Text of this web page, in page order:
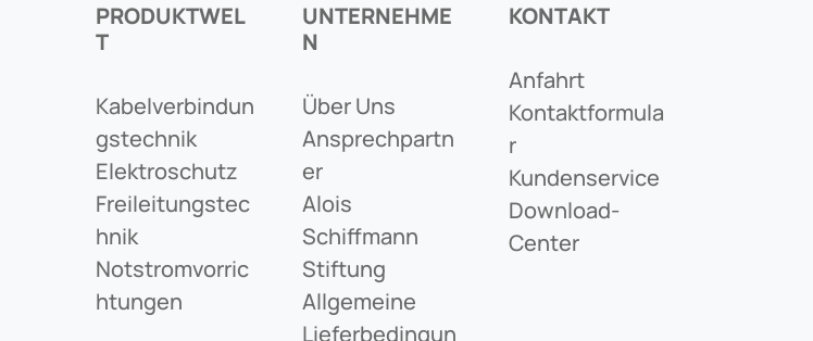
PRODUKTWEL
T
Kabelverbindun
Gstechnik
Elektroschutz
Freileitungstec
Hnik
Notstromvorric
Htungen
UNTERNEHME
N
Über Uns
Ansprechpartn
Er
Alois
Schiffmann
Stiftung
Allgemeine
Lieferbedingun
KONTAKT
Anfahrt
Kontaktformula
R
Kundenservice
Download-
Center